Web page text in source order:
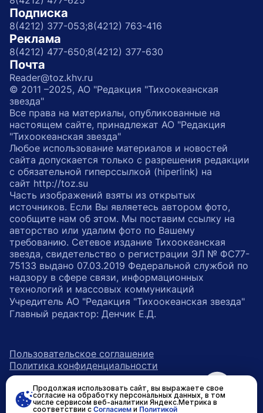
Подписка
8(4212) 377-053;8(4212) 763-416
Реклама
8(4212) 477-650;8(4212) 377-630
Почта
Reader@toz.khv.ru
© 2011 –2025, АО "Редакция "Тихоокеанская
звезда"
Все права на материалы, опубликованные на
настоящем сайте, принадлежат АО "Редакция
"Тихоокеанская звезда"
Любое использование материалов и новостей
сайта допускается только с разрешения редакции
с обязательной гиперссылкой (hiperlink) на
сайт http://toz.su
Часть изображений взяты из открытых
источников. Если Вы являетесь автором фото,
сообщите нам об этом. Мы поставим ссылку на
авторство или удалим фото по Вашему
требованию. Сетевое издание Тихоокеанская
звезда, свидетельство о регистрации ЭЛ № ФС77-
75133 выдано 07.03.2019 Федеральной службой по
надзору в сфере связи, информационных
технологий и массовых коммуникаций
Учредитель АО "Редакция "Тихоокеанская звезда"
Главный редактор: Денчик Е.Д.
Пользовательское соглашение
Политика конфиденциальности
ссылка на главную
возрастное ограничение 16+
Продолжая использовать сайт, вы выражаете свое
согласие на обработку персональных данных, в том
числе сервисом веб-аналитики Яндекс.Метрика в
соответствии с Согласиеми Политикой